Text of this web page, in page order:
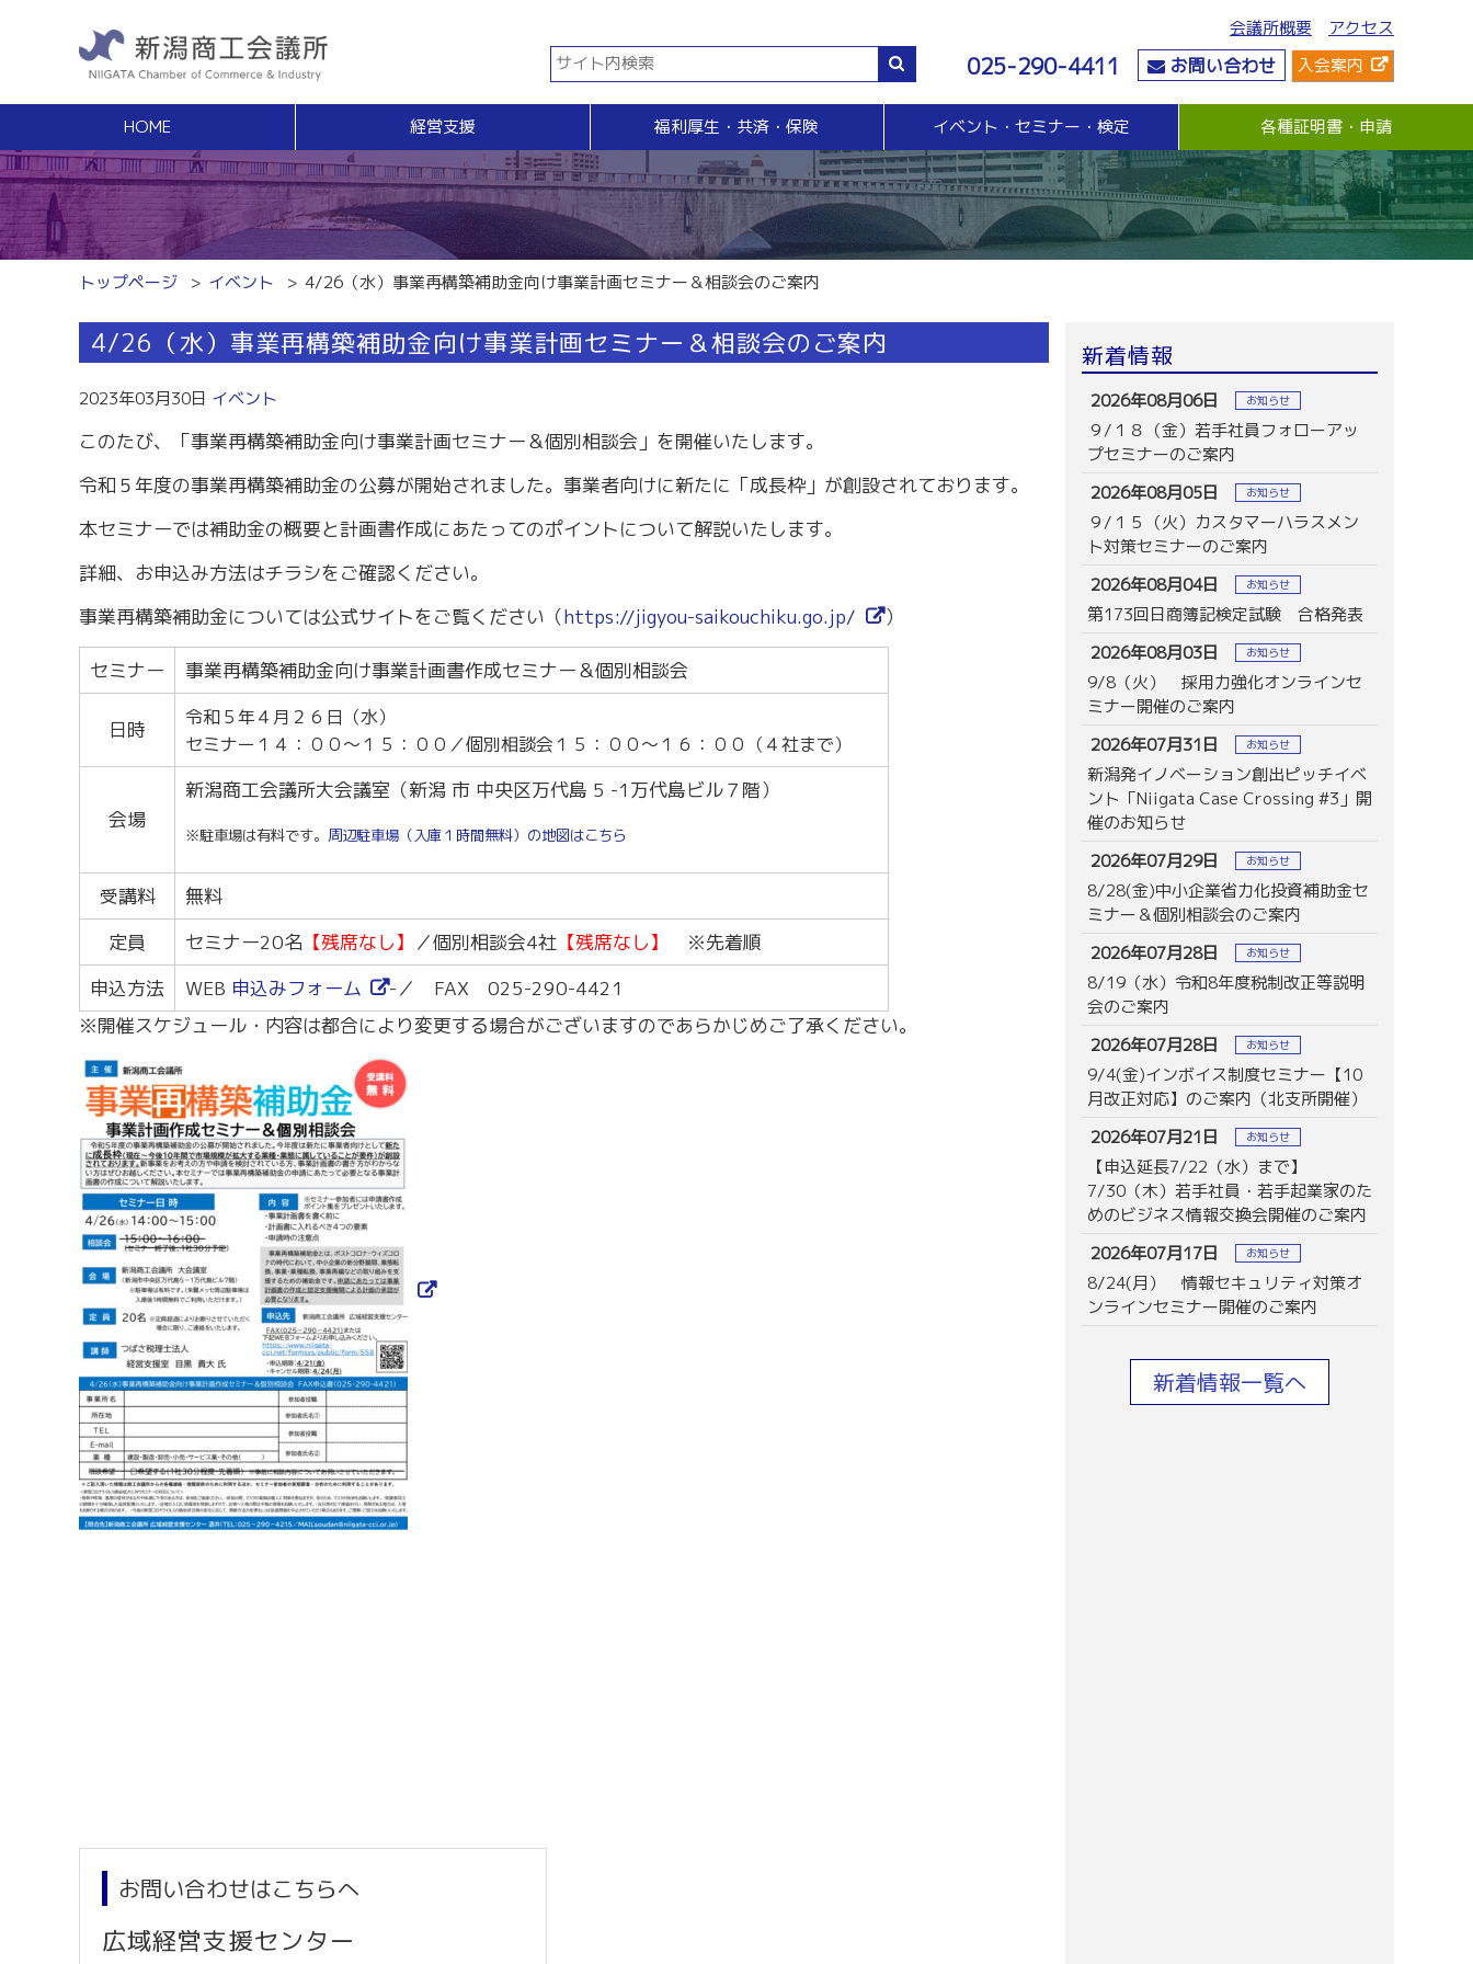
会議所概要 アクセス
025-290-4411 お問い合わせ 入会案内
HOME 経営支援
経営支援
経営相談
無料窓口相談
専門家ネットワーク
経営安定特別相談室
中小企業支援サイト「ミラサポ」
新潟県建設サポートセンター
税務相談（無料相談窓口）
労務・雇用関係
労務・雇用・賃金相談（無料相談窓口）
賃金関係諸統計・説明会
事業承継・Ｍ＆Ａ
事業承継支援（無料相談窓口）
事業承継簡易診断
M＆Aの相談・斡旋
創業塾
事業計画・創業融資相談（無料窓口相談）
商工会議所ライブラリー
経営発達支援
販売拡大・人脈
販売拡大
商い情報便
電子商い情報便
ＨＰ会員企業紹介
商いつなぐサイト
交流会
ビジネス情報交換会
会員交流
研究会
資金・融資
無担保・無保証人融資
各種融資制度紹介
社会情勢
要望・提言
地域活性化
福利厚生・共済・保険
福利
健康増進サポート
共済等
生命共済制度「チューリップ共済」
小規模企業共済制度
火災共済
自動車共済
国民年金基金
危機管理
危機管理支援（無料窓口相談）
与信管理支援(あんしん取引情報提供事業)
ビジネス総合保険制度
売上債権保全制度（グループ取引信用保険）
業務災害補償プラン
休業補償プラン
商工会議所会員向け保険制度
イベント・セミナー・検定
イベント・セミナー・検定
イベント・セミナー
検定
各種証明書・申請
各種証明書・申請
貿易関係証明
電子証明書発行
【受付終了】GS1事業者（JAN企業）コード
トップページ イベント 4/26（水）事業再構築補助金向け事業計画セミナー＆相談会のご案内
4/26（水）事業再構築補助金向け事業計画セミナー＆相談会のご案内
2023年03月30日 イベント
このたび、「事業再構築補助金向け事業計画セミナー＆個別相談会」を開催いたします。
令和５年度の事業再構築補助金の公募が開始されました。事業者向けに新たに「成長枠」が創設されております。
本セミナーでは補助金の概要と計画書作成にあたってのポイントについて解説いたします。
詳細、お申込み方法はチラシをご確認ください。
事業再構築補助金については公式サイトをご覧ください（https://jigyou-saikouchiku.go.jp/ ）
セミナー 事業再構築補助金向け事業計画書作成セミナー＆個別相談会
日時 令和５年４月２６ 日（水）
セミナー１４：００～１５：００／個別相談会１５：００～１６：００（４社まで）
会場
新潟商工会議所大会議室（新潟 市 中央区万代島 5 -1万代島ビル７階）
※駐車場は有料です。 周辺駐車場（入庫１時間無料）の地図はこちら
受講料
無料
定員
セミナー20名 【残席なし】 ／個別相談会4社【残席なし】
※先着順
申込方法
WEB 申込みフォーム
-／ FAX 025-290-4421
※開催スケジュール・内容は都合により変更する場合がございますのであらかじめご了承ください。
お問い合わせはこちらへ
広域経営支援センター
新着情報
2026年08月06日 お知らせ
９/１８（金）若手社員フォローアッ
プセミナーのご案内
2026年08月05日
お知らせ
９/１５（火）カスタマーハラスメン
ト対策セミナーのご案内
2026年08月04日
お知らせ
第173回日商簿記検定試験 合格発表
2026年08月03日
お知らせ
9/8（火） 採用力強化オンラインセ
ミナー開催のご案内
2026年07月31日
お知らせ
新潟発イノベーション創出ピッチイベ
ント「Niigata Case Crossing #3」開
催のお知らせ
2026年07月29日
お知らせ
8/28(金)中小企業省力化投資補助金セ
ミナー＆個別相談会のご案内
2026年07月28日
お知らせ
8/19（水）令和8年度税制改正等説明
会のご案内
2026年07月28日
お知らせ
9/4(金)インボイス制度セミナー【10
月改正対応】のご案内（北支所開催）
2026年07月21日
お知らせ
【申込延長7/22（水）まで】
7/30（木）若手社員・若手起業家のた
めのビジネス情報交換会開催のご案内
2026年07月17日
お知らせ
8/24(月） 情報セキュリティ対策オ
ンラインセミナー開催のご案内
新着情報一覧へ